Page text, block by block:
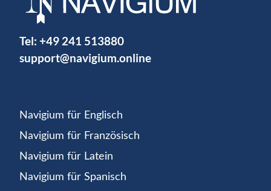
Tel: +49 241 513880
support@navigium.online
Navigium für Englisch
Navigium für Französisch
Navigium für Latein
Navigium für Spanisch